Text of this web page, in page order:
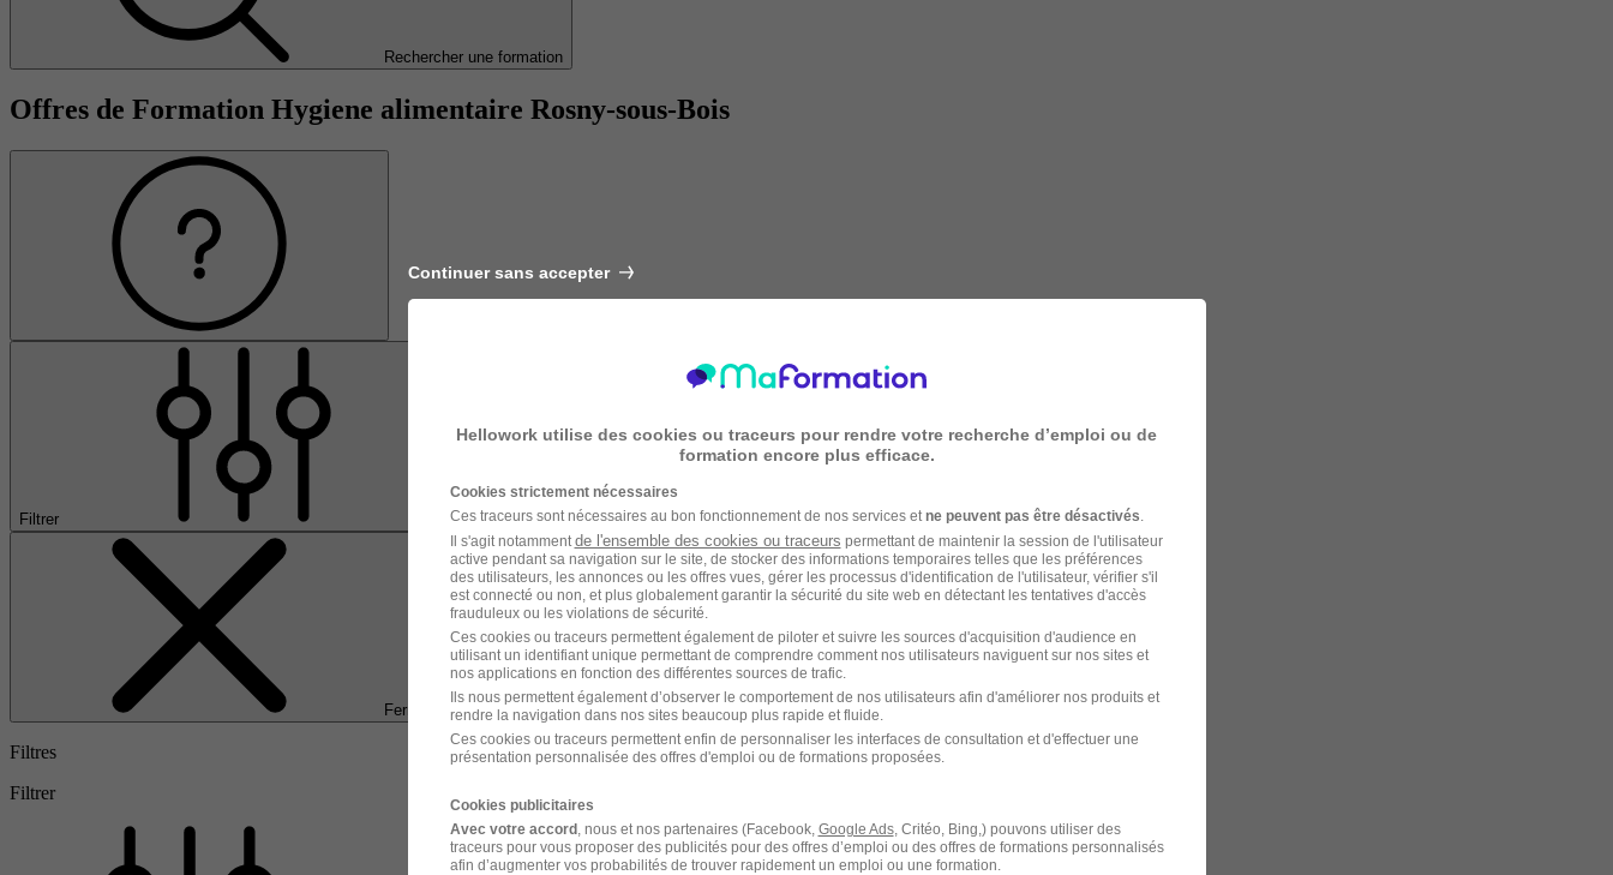
Rechercher une formation
Offres de Formation Hygiene alimentaire Rosny-sous-Bois
Filtrer
Fermer
Filtres
Filtrer
Continuer sans accepter
Hellowork utilise des cookies ou traceurs pour rendre votre recherche d’emploi ou de
formation encore plus efficace.
Cookies strictement nécessaires
Ces traceurs sont nécessaires au bon fonctionnement de nos services et ne peuvent pas être désactivés
Il s'agit notamment de l'ensemble des cookies ou traceurs permettant de maintenir la session de l'utilisateur
active pendant sa navigation sur le site, de stocker des informations temporaires telles que les préférences
des utilisateurs, les annonces ou les offres vues, gérer les processus d'identification de l'utilisateur, vérifier s'il
est connecté ou non, et plus globalement garantir la sécurité du site web en détectant les tentatives d'accès
frauduleux ou les violations de sécurité.
Ces cookies ou traceurs permettent également de piloter et suivre les sources d'acquisition d'audience en
utilisant un identifiant unique permettant de comprendre comment nos utilisateurs naviguent sur nos sites et
nos applications en fonction des différentes sources de trafic.
Ils nous permettent également d’observer le comportement de nos utilisateurs afin d'améliorer nos produits et
rendre la navigation dans nos sites beaucoup plus rapide et fluide.
Ces cookies ou traceurs permettent enfin de personnaliser les interfaces de consultation et d'effectuer une
présentation personnalisée des offres d'emploi ou de formations proposées.
Cookies publicitaires
Avec votre accord, nous et nos partenaires (Facebook, Google Ads, Critéo, Bing,) pouvons utiliser des
traceurs pour vous proposer des publicités pour des offres d’emploi ou des offres de formations personnalisés
afin d’augmenter vos probabilités de trouver rapidement un emploi ou une formation.